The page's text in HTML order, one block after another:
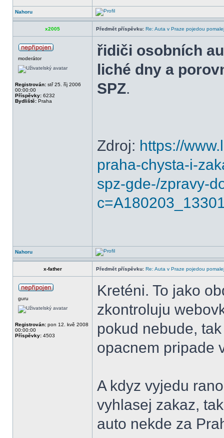
Nahoru
x2005 Předmět příspěvku: Re: Auta v Praze pojedou
moderátor
Registrován: stř 25. říj 2006
00:00:00
Příspěvky: 6232
Bydliště: Praha
řidiči osobních
liché dny a
SPZ.
Zdroj: https://
praha-chysta-i-
spz-gde-/zpravy-
Nahoru
x-father Předmět příspěvku: Re: Auta v Praze pojedou
guru
Registrován: pon 12. kvě 2008
00:00:00
Příspěvky: 4503
Kreténi. To jako
zkontroluju
pokud nebude,
opacnem pripade
A kdyz vyjedu
vyhlasej zakaz,
auto nekde za